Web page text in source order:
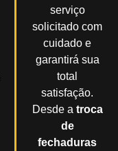
serviço
solicitado com
cuidado e
garantirá sua
total
satisfação.
Desde a troca
de
fechaduras